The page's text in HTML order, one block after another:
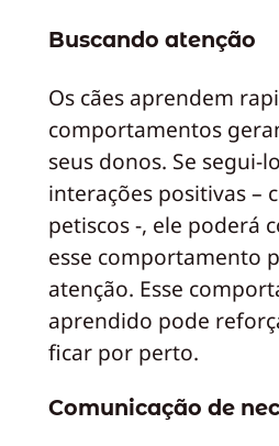
Buscando atenção
Os cães aprendem
comportamentos
seus donos. Se segui-
interações positivas –
petiscos -, ele poderá
esse comportamento
atenção. Esse
aprendido pode
ficar por perto.
Comunicação de